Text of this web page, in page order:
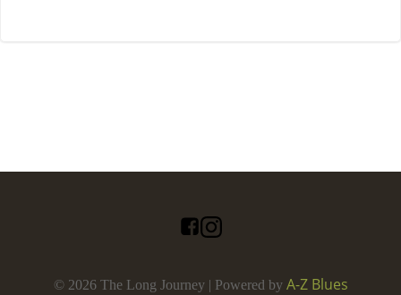
© 2026 The Long Journey | Powered by A-Z Blues